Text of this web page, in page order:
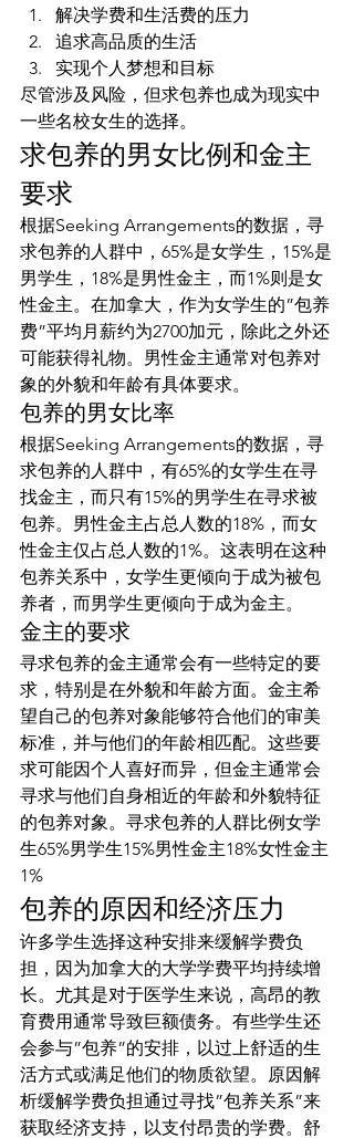
解决学费和生活费的压力
追求高品质的生活
实现个人梦想和目标
尽管涉及风险，但求包养也成为现实中
一些名校女生的选择。
求包养的男女比例和金主
要求
根据Seeking Arrangements的数据，寻
求包养的人群中，65%是女学生，15%是
男学生，18%是男性金主，而1%则是女
性金主。在加拿大，作为女学生的”包养
费”平均月薪约为2700加元，除此之外还
可能获得礼物。男性金主通常对包养对
象的外貌和年龄有具体要求。
包养的男女比率
根据Seeking Arrangements的数据，寻
求包养的人群中，有65%的女学生在寻
找金主，而只有15%的男学生在寻求被
包养。男性金主占总人数的18%，而女
性金主仅占总人数的1%。这表明在这种
包养关系中，女学生更倾向于成为被包
养者，而男学生更倾向于成为金主。
金主的要求
寻求包养的金主通常会有一些特定的要
求，特别是在外貌和年龄方面。金主希
望自己的包养对象能够符合他们的审美
标准，并与他们的年龄相匹配。这些要
求可能因个人喜好而异，但金主通常会
寻求与他们自身相近的年龄和外貌特征
的包养对象。寻求包养的人群比例女学
生65%男学生15%男性金主18%女性金主
1%
包养的原因和经济压力
许多学生选择这种安排来缓解学费负
担，因为加拿大的大学学费平均持续增
长。尤其是对于医学生来说，高昂的教
育费用通常导致巨额债务。有些学生还
会参与”包养”的安排，以过上舒适的生
活方式或满足他们的物质欲望。原因解
析缓解学费负担通过寻找”包养关系”来
获取经济支持，以支付昂贵的学费。舒